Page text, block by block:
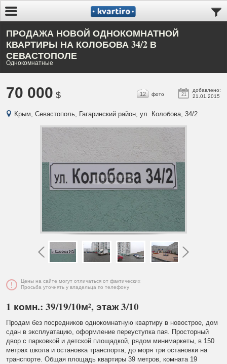
ПРОДАЖА НОВОЙ ОДНОКОМНАТНОЙ
КВАРТИРЫ НА КОЛОБОВА 34/2 В
СЕВАСТОПОЛЕ
Однокомнатные
70 000 $ 21
добавлено:
21.01.2015
12 фото
Крым, Севастополь, Гагаринский район, ул. Колобова, 34/2
Цены на сайте могут отличаться от фактических
Просьба уточнять у владельца по телефону
1 комн.: 39/19/10м², этаж 3/10
Продам без посредников однокомнатную квартиру в новострое, дом
сдан в эксплуатацию, оформление переуступка пая. Просторный
двор с парковкой и детской площадкой, рядом минимаркеты, в 150
метрах школа и остановка транспорта, до моря три остановки на
транспорте. Общая площадь квартиры 39 метров, комната 19